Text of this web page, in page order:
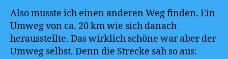
Also musste ich einen anderen Weg finden. Ein
Umweg von ca. 20 km wie sich danach
herausstellte. Das wirklich schöne war aber der
Umweg selbst. Denn die Strecke sah so aus: